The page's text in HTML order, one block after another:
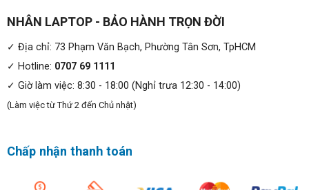
NHÂN LAPTOP - BẢO HÀNH TRỌN ĐỜI
✓ Địa chỉ: 73 Phạm Văn Bạch, Phường Tân Sơn, TpHCM
✓ Hotline: 0707 69 1111
✓ Giờ làm việc: 8:30 - 18:00 (Nghỉ trưa 12:30 - 14:00)
(Làm việc từ Thứ 2 đến Chủ nhật)
Chấp nhận thanh toán